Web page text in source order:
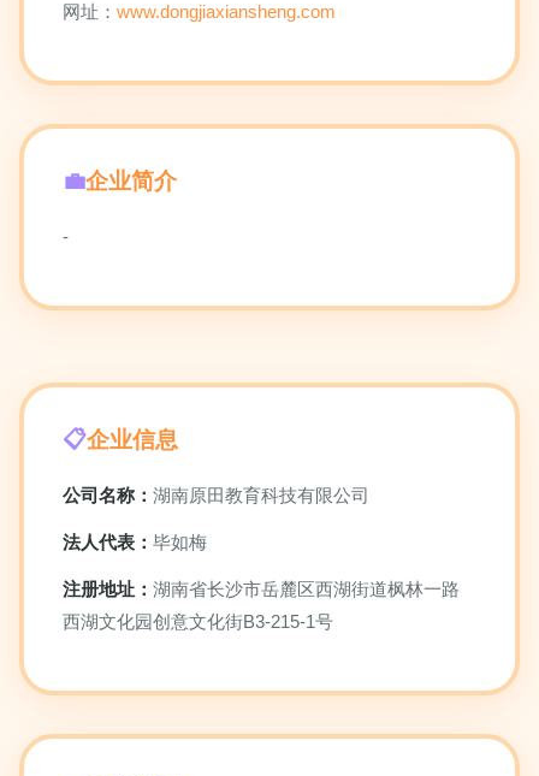
网址： www.dongjiaxiansheng.com
企业简介
-
企业信息
公司名称： 湖南原田教育科技有限公司
法人代表： 毕如梅
注册地址： 湖南省长沙市岳麓区西湖街道枫林一路
西湖文化园创意文化街B3-215-1号